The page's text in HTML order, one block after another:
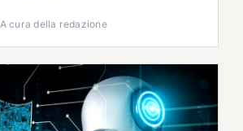
A cura della redazione